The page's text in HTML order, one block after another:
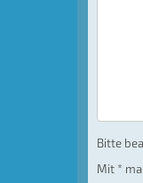
Bitte
Mit *